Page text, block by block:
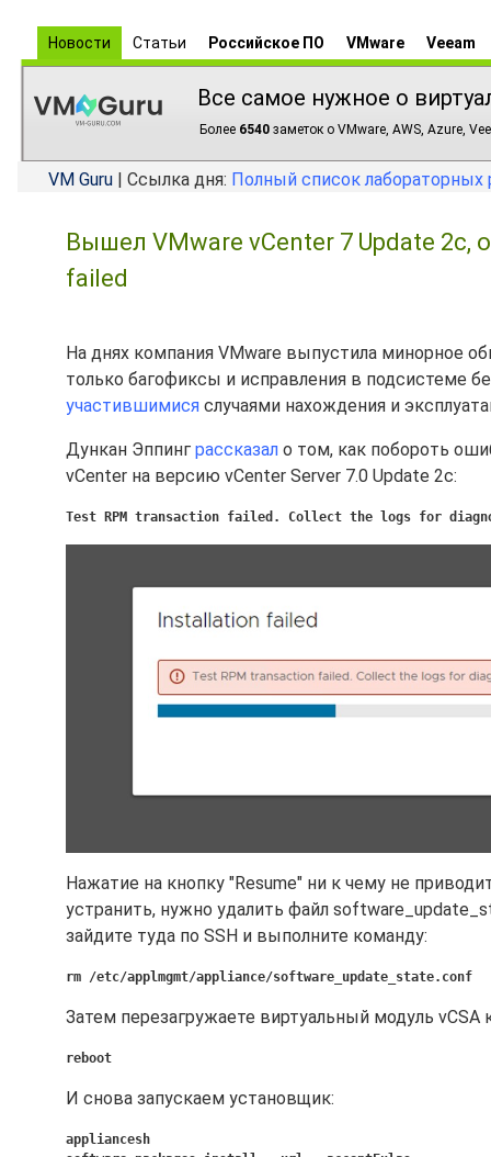
Новости Статьи Российское ПО VMware Veeam
Все самое нужное о
Более 6540 заметок о VMware, AWS, Azure,
VM Guru | Ссылка дня: Полный список лабораторных
Вышел VMware vCenter 7 Update 2c,
failed
На днях компания VMware выпустила минорное
только багофиксы и исправления в подсистеме
участившимися случаями нахождения и
Дункан Эппинг рассказал о том, как побороть
vCenter на версию vCenter Server 7.0 Update 2c:
Test RPM transaction failed. Collect the logs for
Нажатие на кнопку "Resume" ни к чему не
устранить, нужно удалить файл
зайдите туда по SSH и выполните команду:
rm /etc/applmgmt/appliance/software_update_state.conf
Затем перезагружаете виртуальный модуль vCSA
reboot
И снова запускаем установщик:
appliancesh